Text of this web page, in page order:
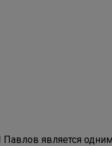
является